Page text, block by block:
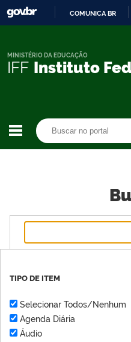
COMUNICA BR
IFF Instituto
MINISTÉRIO DA EDUCAÇÃO
TIPO DE ITEM
Selecionar Todos/Nenhum
Agenda Diária
Áudio